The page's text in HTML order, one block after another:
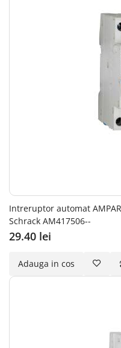
Intreruptor automat
Schrack AM417506--
29.40 lei
Adauga in cos